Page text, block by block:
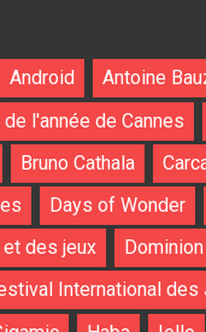
Android Antoine
l'année de Cannes
Bruno Cathala
Days of Wonder
des jeux
Dominion
International des